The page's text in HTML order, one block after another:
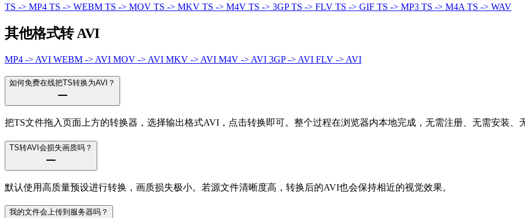
TS -> MP4 TS -> WEBM TS -> MOV TS -> MKV TS -> M4V TS -> 3GPTS -> FLV TS -> GIF TS -> MP3 TS -> M4A TS -> WAV
其他格式转 AVI
MP4 -> AVI WEBM -> AVI MOV -> AVI MKV -> AVI M4V -> AVI 3GP -> AVI FLV -> AVI
如何免费在线把TS转换为AVI？
把TS文件拖入页面上方的转换器，选择输出格式AVI，点击转换即可。整个过程在浏览器内本地完成，无需注册、无需安装、
TS转AVI会损失画质吗？
默认使用高质量预设进行转换，画质损失极小。若源文件清晰度高，转换后的AVI也会保持相近的视觉效果。
我的文件会上传到服务器吗？